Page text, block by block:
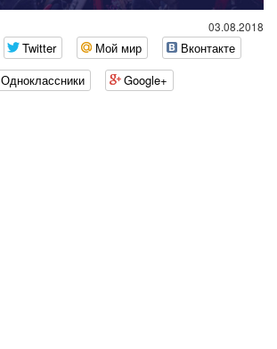
03.08.2018
Twitter Мой мир
Вконтакте
Одноклассники
Google+